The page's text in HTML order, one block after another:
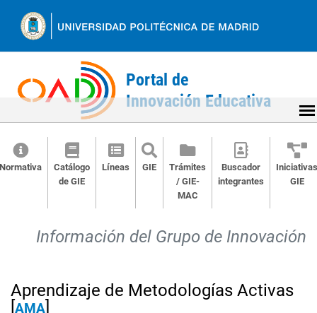
contenido
Normativa
Catálogo
de GIE
Líneas GIE
Trámites
/ GIE-
MAC
Buscador
integrantes
Iniciativas
GIE
Información del Grupo de Innovación
Aprendizaje de Metodologías Activas
[AMA]